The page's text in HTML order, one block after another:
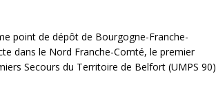
point de dépôt de Bourgogne-Franche-
dans le Nord Franche-Comté, le premier
Secours du Territoire de Belfort (UMPS 90)